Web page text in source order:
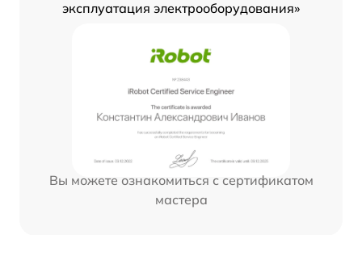
эксплуатация электрооборудования»
Вы можете ознакомиться с сертификатом
мастера